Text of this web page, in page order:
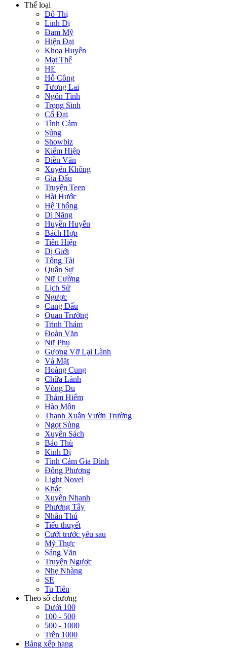
Thể loại
Đô Thị
Linh Dị
Đam Mỹ
Hiện Đại
Khoa Huyễn
Mạt Thế
HE
Hỗ Công
Tương Lai
Ngôn Tình
Trọng Sinh
Cổ Đại
Tình Cảm
Sủng
Showbiz
Kiếm Hiệp
Điền Văn
Xuyên Không
Gia Đấu
Truyện Teen
Hài Hước
Hệ Thống
Dị Năng
Huyền Huyễn
Bách Hợp
Tiên Hiệp
Dị Giới
Tổng Tài
Quân Sự
Nữ Cường
Lịch Sử
Ngược
Cung Đấu
Quan Trường
Trinh Thám
Đoản Văn
Nữ Phụ
Gương Vỡ Lại Lành
Vả Mặt
Hoàng Cung
Chữa Lành
Võng Du
Thám Hiểm
Hào Môn
Thanh Xuân Vườn Trường
Ngọt Sủng
Xuyên Sách
Báo Thù
Kinh Dị
Tình Cảm Gia Đình
Đông Phương
Light Novel
Khác
Xuyên Nhanh
Phương Tây
Nhân Thú
Tiểu thuyết
Cưới trước yêu sau
Mỹ Thực
Sảng Văn
Truyện Ngược
Nhẹ Nhàng
SE
Tu Tiên
Theo số chương
Dưới 100
100 - 500
500 - 1000
Trên 1000
Bảng xếp hạng